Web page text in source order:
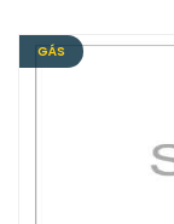
GÁS